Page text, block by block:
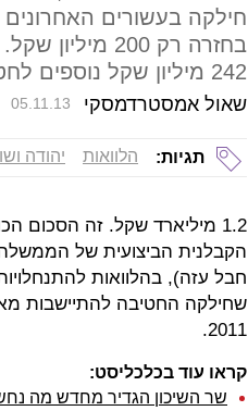
בחזרה רק 200
242 מיליון שקל נוספים לחטיבה
שאול אמסטרדמסקי 05.11.13
תגיות: הלוואות יהודה
1.2 מיליארד שקל. זה הסכום
הקבלנית הביצועית של הממשלה
חבל עזה), בהלוואות
2011.
קראו עוד בכלכליסט:
שר השיכון הגדיר מחדש מה